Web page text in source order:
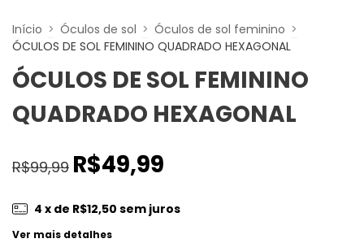
Início > Óculos de sol > Óculos de sol feminino >
ÓCULOS DE SOL FEMININO QUADRADO HEXAGONAL
ÓCULOS DE SOL FEMININO
QUADRADO HEXAGONAL
R$99,99 R$49,99
4 x de R$12,50 sem juros
Ver mais detalhes